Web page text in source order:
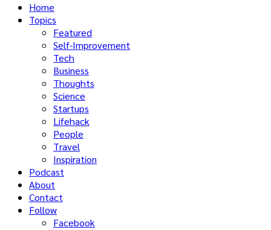
Home
Topics
Featured
Self-Improvement
Tech
Business
Thoughts
Science
Startups
Lifehack
People
Travel
Inspiration
Podcast
About
Contact
Follow
Facebook